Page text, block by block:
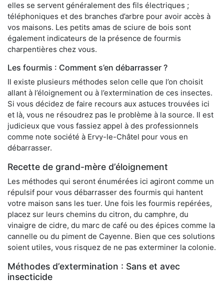
elles se servent généralement des fils électriques ;
téléphoniques et des branches d’arbre pour avoir accès à
vos maisons. Les petits amas de sciure de bois sont
également indicateurs de la présence de fourmis
charpentières chez vous.
Les fourmis : Comment s’en débarrasser ?
Il existe plusieurs méthodes selon celle que l’on choisit
allant à l’éloignement ou à l’extermination de ces insectes.
Si vous décidez de faire recours aux astuces trouvées ici
et là, vous ne résoudrez pas le problème à la source. Il est
judicieux que vous fassiez appel à des professionnels
comme note société à Ervy-le-Châtel pour vous en
débarrasser.
Recette de grand-mère d’éloignement
Les méthodes qui seront énumérées ici agiront comme un
répulsif pour vous débarrasser des fourmis qui hantent
votre maison sans les tuer. Une fois les fourmis repérées,
placez sur leurs chemins du citron, du camphre, du
vinaigre de cidre, du marc de café ou des épices comme la
cannelle ou du piment de Cayenne. Bien que ces solutions
soient utiles, vous risquez de ne pas exterminer la colonie.
Méthodes d’extermination : Sans et avec
insecticide